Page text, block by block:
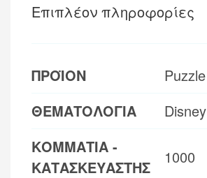
Επιπλέον πληροφορίες
ΠΡΟΪΟΝ
Puzzle
ΘΕΜΑΤΟΛΟΓΙΑ
Disney
ΚΟΜΜΑΤΙΑ -
ΚΑΤΑΣΚΕΥΑΣΤΗΣ
1000